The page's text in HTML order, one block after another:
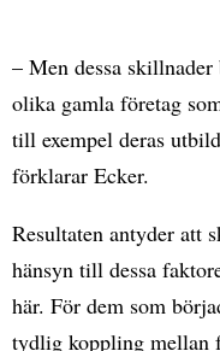
– Men dessa
olika gamla företag
till exempel deras
förklarar Ecker.
Resultaten antyder att
hänsyn till dessa
här. För dem som
tydlig koppling mellan